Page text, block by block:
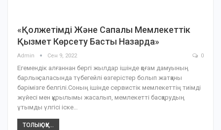
«Қолжетімді Және Сапалы Мемлекеттік
Қызмет Көрсету Басты Назарда»
Admin Сен 9, 2022 0
Егемендік алғаннан бергі жылдар ішінде қоғам дамуыны­ң
барлық­ саласында түбегейлі өзгерістер болып жатқаны
бәрімізге белгілі.Соның ішінде сервистік мемлекет­тің тиімді
жүйесі мен құрылымы жасалып, мемлекет­ті басқарудың
ұтымды үлгісі іске…
ТОЛЫҚ ОҚУ...